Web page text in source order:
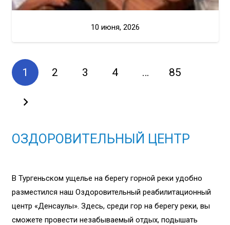
10 июня, 2026
1 2 3 4 … 85
ОЗДОРОВИТЕЛЬНЫЙ ЦЕНТР
В Тургеньском ущелье на берегу горной реки удобно
разместился наш Оздоровительный реабилитационный
центр «Денсаулық». Здесь, среди гор на берегу реки, вы
сможете провести незабываемый отдых, подышать